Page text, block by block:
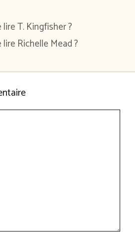
T. Kingfisher ?
Richelle Mead ?